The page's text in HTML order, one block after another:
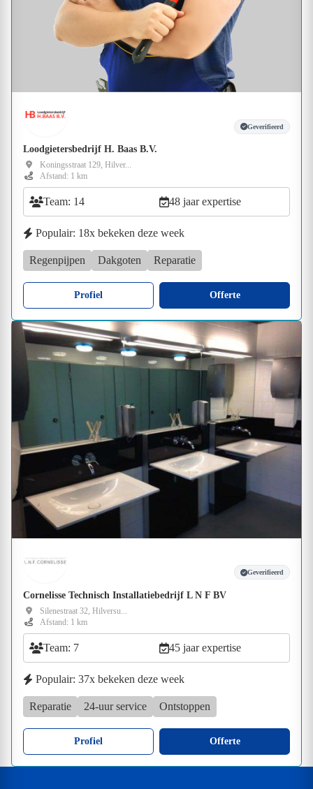
Geverifieerd
Loodgietersbedrijf H. Baas B.V.
Koningsstraat 129, Hilver...
Afstand: 1 km
Team: 14 48 jaar expertise
Populair: 18x bekeken deze week
Regenpijpen Dakgoten Reparatie
Profiel Offerte
Geverifieerd
Cornelisse Technisch Installatiebedrijf L N F BV
Silenestraat 32, Hilversu...
Afstand: 1 km
Team: 7 45 jaar expertise
Populair: 37x bekeken deze week
Reparatie 24-uur service Ontstoppen
Profiel Offerte